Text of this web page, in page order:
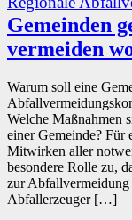
Gemeinden
vermeiden
Warum soll eine
Welche Maßnahmen
einer Gemeinde? Für
Mitwirken aller
besondere Rolle zu,
zur Abfallvermeidung
Abfallerzeuger […]